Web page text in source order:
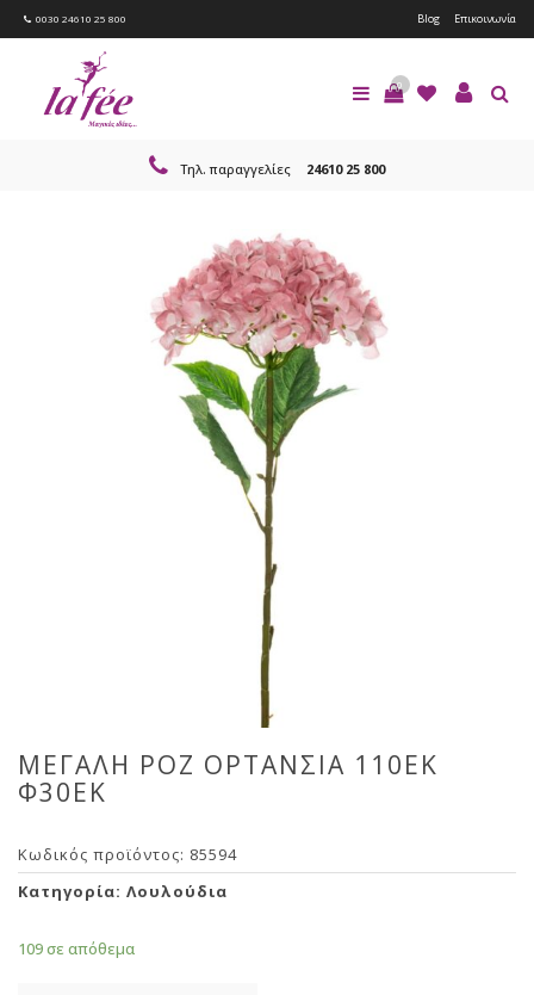
0030 24610 25 800 Blog Επικοινωνία
0
Τηλ. παραγγελίες 24610 25 800
ΜΕΓΑΛΗ ΡΟΖ ΟΡΤΑΝΣΙΑ 110ΕΚ
Φ30ΕΚ
Κωδικός προϊόντος: 85594
Κατηγορία: Λουλούδια
109 σε απόθεμα